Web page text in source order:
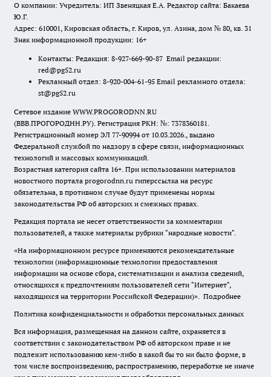
О компании: Учредитель: ИП Звеняцкая Е.А. Редактор сайта: Бакаева
Ю.Г.
Адрес: 610001, Кировская область, г. Киров, ул. Азина, дом № 80, кв. 31
Знак информационной продукции: 16+
Контакты: Редакция: 8-927-669-90-87 Email редакции:
red@pg52.ru
Рекламный отдел: 8-920-004-61-95 Email рекламного отдела:
st@pg52.ru
Сетевое издание WWW.PROGORODNN.RU
(ВВВ.ПРОГОРОДНН.РУ). Регистрация РКН: №: 7378360181.
Регистрационный номер ЭЛ 77-90994 от 10.03.2026., выдано
Федеральной службой по надзору в сфере связи, информационных
технологий и массовых коммуникаций.
Возрастная категория сайта 16+. При использовании материалов
новостного портала progorodnn.ru гиперссылка на ресурс
обязательна, в противном случае будут применены нормы
законодательства РФ об авторских и смежных правах.
Редакция портала не несет ответственности за комментарии
пользователей, а также материалы рубрики "народные новости".
«На информационном ресурсе применяются рекомендательные
технологии (информационные технологии предоставления
информации на основе сбора, систематизации и анализа сведений,
относящихся к предпочтениям пользователей сети "Интернет",
находящихся на территории Российской Федерации)». Подробнее
Политика конфиденциальности и обработки персональных данных
Вся информация, размещенная на данном сайте, охраняется в
соответствии с законодательством РФ об авторском праве и не
подлежит использованию кем-либо в какой бы то ни было форме, в
том числе воспроизведению, распространению, переработке не иначе